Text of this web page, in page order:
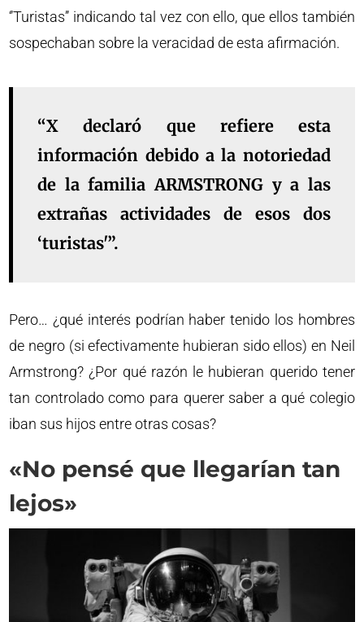
‘’Turistas’’ indicando tal vez con ello, que ellos también
sospechaban sobre la veracidad de esta afirmación.
“X declaró que refiere esta
información debido a la notoriedad
de la familia ARMSTRONG y a las
extrañas actividades de esos dos
‘turistas'”.
Pero… ¿qué interés podrían haber tenido los hombres
de negro (si efectivamente hubieran sido ellos) en Neil
Armstrong? ¿Por qué razón le hubieran querido tener
tan controlado como para querer saber a qué colegio
iban sus hijos entre otras cosas?
«No pensé que llegarían tan
lejos»